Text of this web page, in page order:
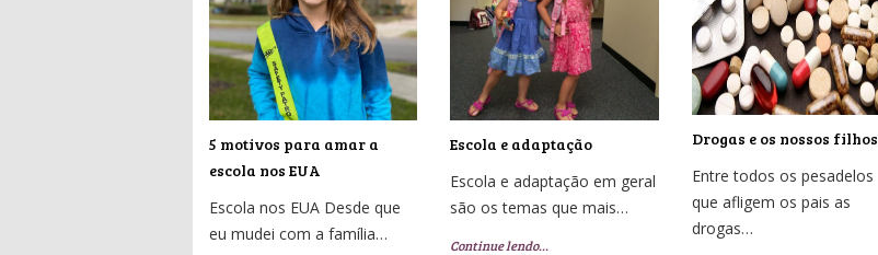
5 motivos para amar a
escola nos EUA
Escola nos EUA Desde que
eu mudei com a família…
Escola e adaptação
Escola e adaptação em geral
são os temas que mais…
Continue lendo…
Drogas e os nossos filhos
Entre todos os pesadelos
que afligem os pais as
drogas…